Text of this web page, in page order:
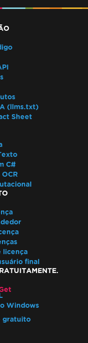
(llms.txt)
Sheet
C#
licença
final
Windows
gratuito